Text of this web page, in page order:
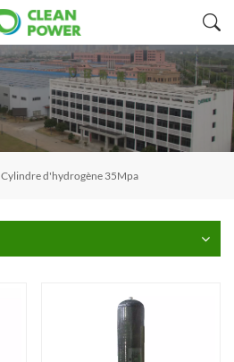
Cylindre d'hydrogène 35Mpa